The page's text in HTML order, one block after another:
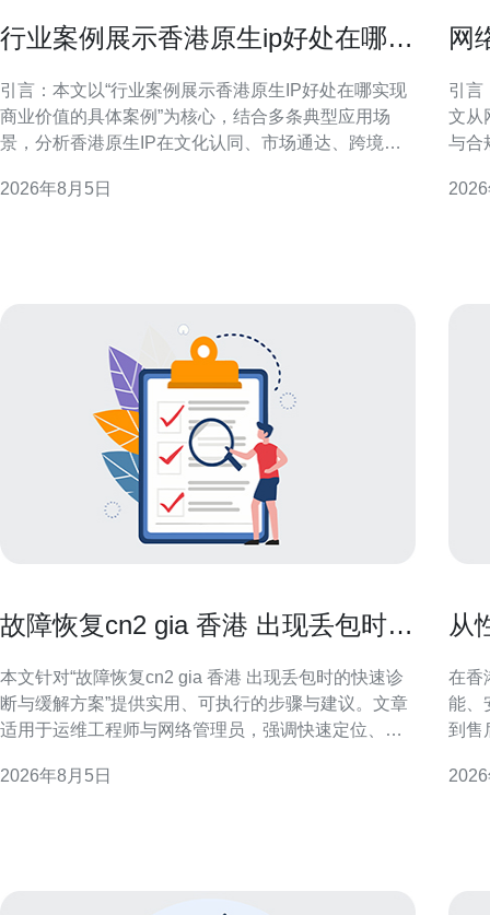
行业案例展示香港原生ip好处在哪实
引言：本文以“行业案例展示香港原生IP好处在哪实现
商业价值的具体案例”为核心，结合多条典型应用场
景，分析香港原生IP在文化认同、市场通达、跨境变
提供可操作性的参考。 香港原生IP定义与优势概述 香
2026年8月5日
网
引言
文从
与合
义
故障恢复cn2 gia 香港 出现丢包时的
本文针对“故障恢复cn2 gia 香港 出现丢包时的快速诊
断与缓解方案”提供实用、可执行的步骤与建议。文章
适用于运维工程师与网络管理员，强调快速定位、临
GIA专线或云接入出现丢包时尽快恢复业务可用性。
2026年8月5日
从
在香
能、
到售
本地